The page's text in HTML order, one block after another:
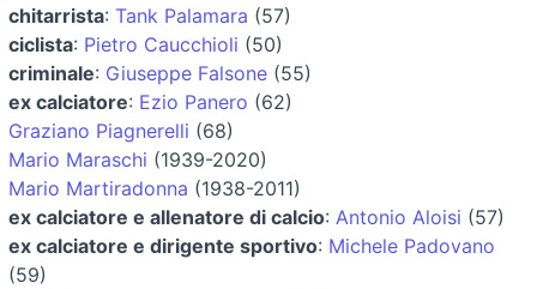
chitarrista: Tank Palamara (57)
ciclista: Pietro Caucchioli (50)
criminale: Giuseppe Falsone (55)
ex calciatore: Ezio Panero (62)
Graziano Piagnerelli (68)
Mario Maraschi (1939-2020)
Mario Martiradonna (1938-2011)
ex calciatore e allenatore di calcio: Antonio Aloisi (57)
ex calciatore e dirigente sportivo: Michele Padovano
(59)